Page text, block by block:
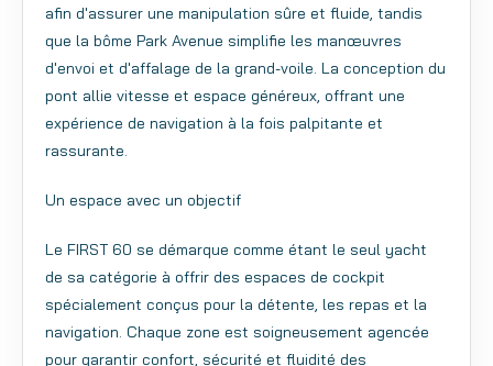
afin d'assurer une manipulation sûre et fluide, tandis
que la bôme Park Avenue simplifie les manœuvres
d'envoi et d'affalage de la grand-voile. La conception du
pont allie vitesse et espace généreux, offrant une
expérience de navigation à la fois palpitante et
rassurante.
Un espace avec un objectif
Le FIRST 60 se démarque comme étant le seul yacht
de sa catégorie à offrir des espaces de cockpit
spécialement conçus pour la détente, les repas et la
navigation. Chaque zone est soigneusement agencée
pour garantir confort, sécurité et fluidité des